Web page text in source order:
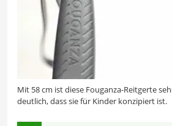
Mit 58 cm ist diese Fouganza-Reitgerte
deutlich, dass sie für Kinder konzipiert ist.